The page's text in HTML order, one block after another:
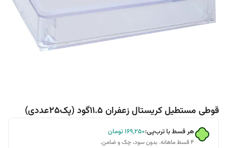
قوطی مستطیل کریستال زعفران 11.5گود (پک25عددی)
هر قسط با ترب‌پی:۱۶۹٬۲۵۰تومان
۴ قسط ماهانه. بدون سود، چک و ضامن.